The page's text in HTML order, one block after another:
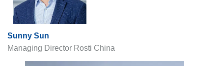
Sunny Sun
Managing Director Rosti China